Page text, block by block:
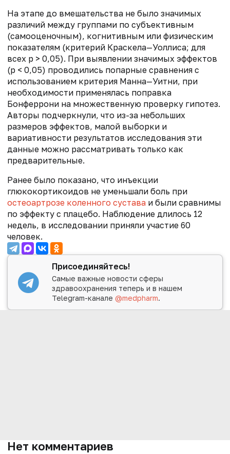
На этапе до вмешательства не было значимых
различий между группами по субъективным
(самооценочным), когнитивным или физическим
показателям (критерий Краскела—Уоллиса; для
всех p > 0,05). При выявлении значимых эффектов
(p < 0,05) проводились попарные сравнения с
использованием критерия Манна—Уитни, при
необходимости применялась поправка
Бонферрони на множественную проверку гипотез.
Авторы подчеркнули, что из-за небольших
размеров эффектов, малой выборки и
вариативности результатов исследования эти
данные можно рассматривать только как
предварительные.
Ранее было показано, что инъекции
глюкокортикоидов не уменьшали боль при
остеоартрозе коленного сустава и были сравнимы
по эффекту с плацебо. Наблюдение длилось 12
недель, в исследовании приняли участие 60
человек.
Присоединяйтесь!
Самые важные новости сферы
здравоохранения теперь и в нашем
Telegram-канале@medpharm.
Нет комментариев